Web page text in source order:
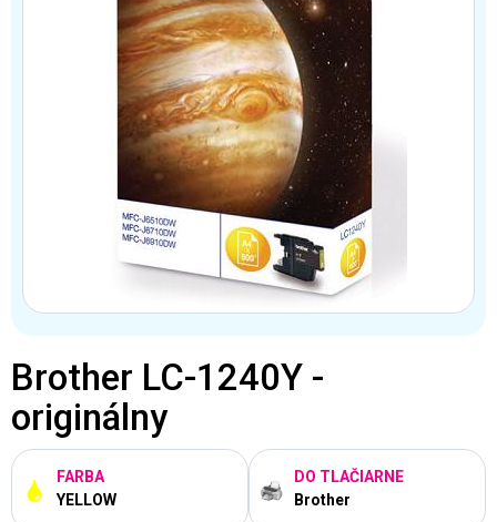
Brother LC-1240Y -
originálny
FARBA
YELLOW
DO TLAČIARNE
Brother